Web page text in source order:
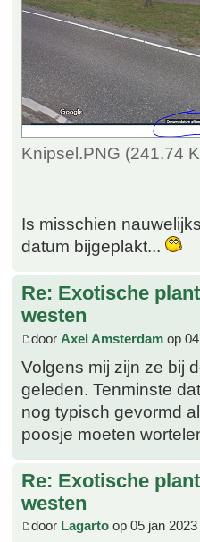
Knipsel.PNG (241.74
Is misschien
datum bijgeplakt...
Re: Exotische
westen
door Axel Amsterdam op
Volgens mij zijn ze bij
geleden. Tenminste
nog typisch gevormd
poosje moeten
Re: Exotische
westen
door Lagarto op 05 jan